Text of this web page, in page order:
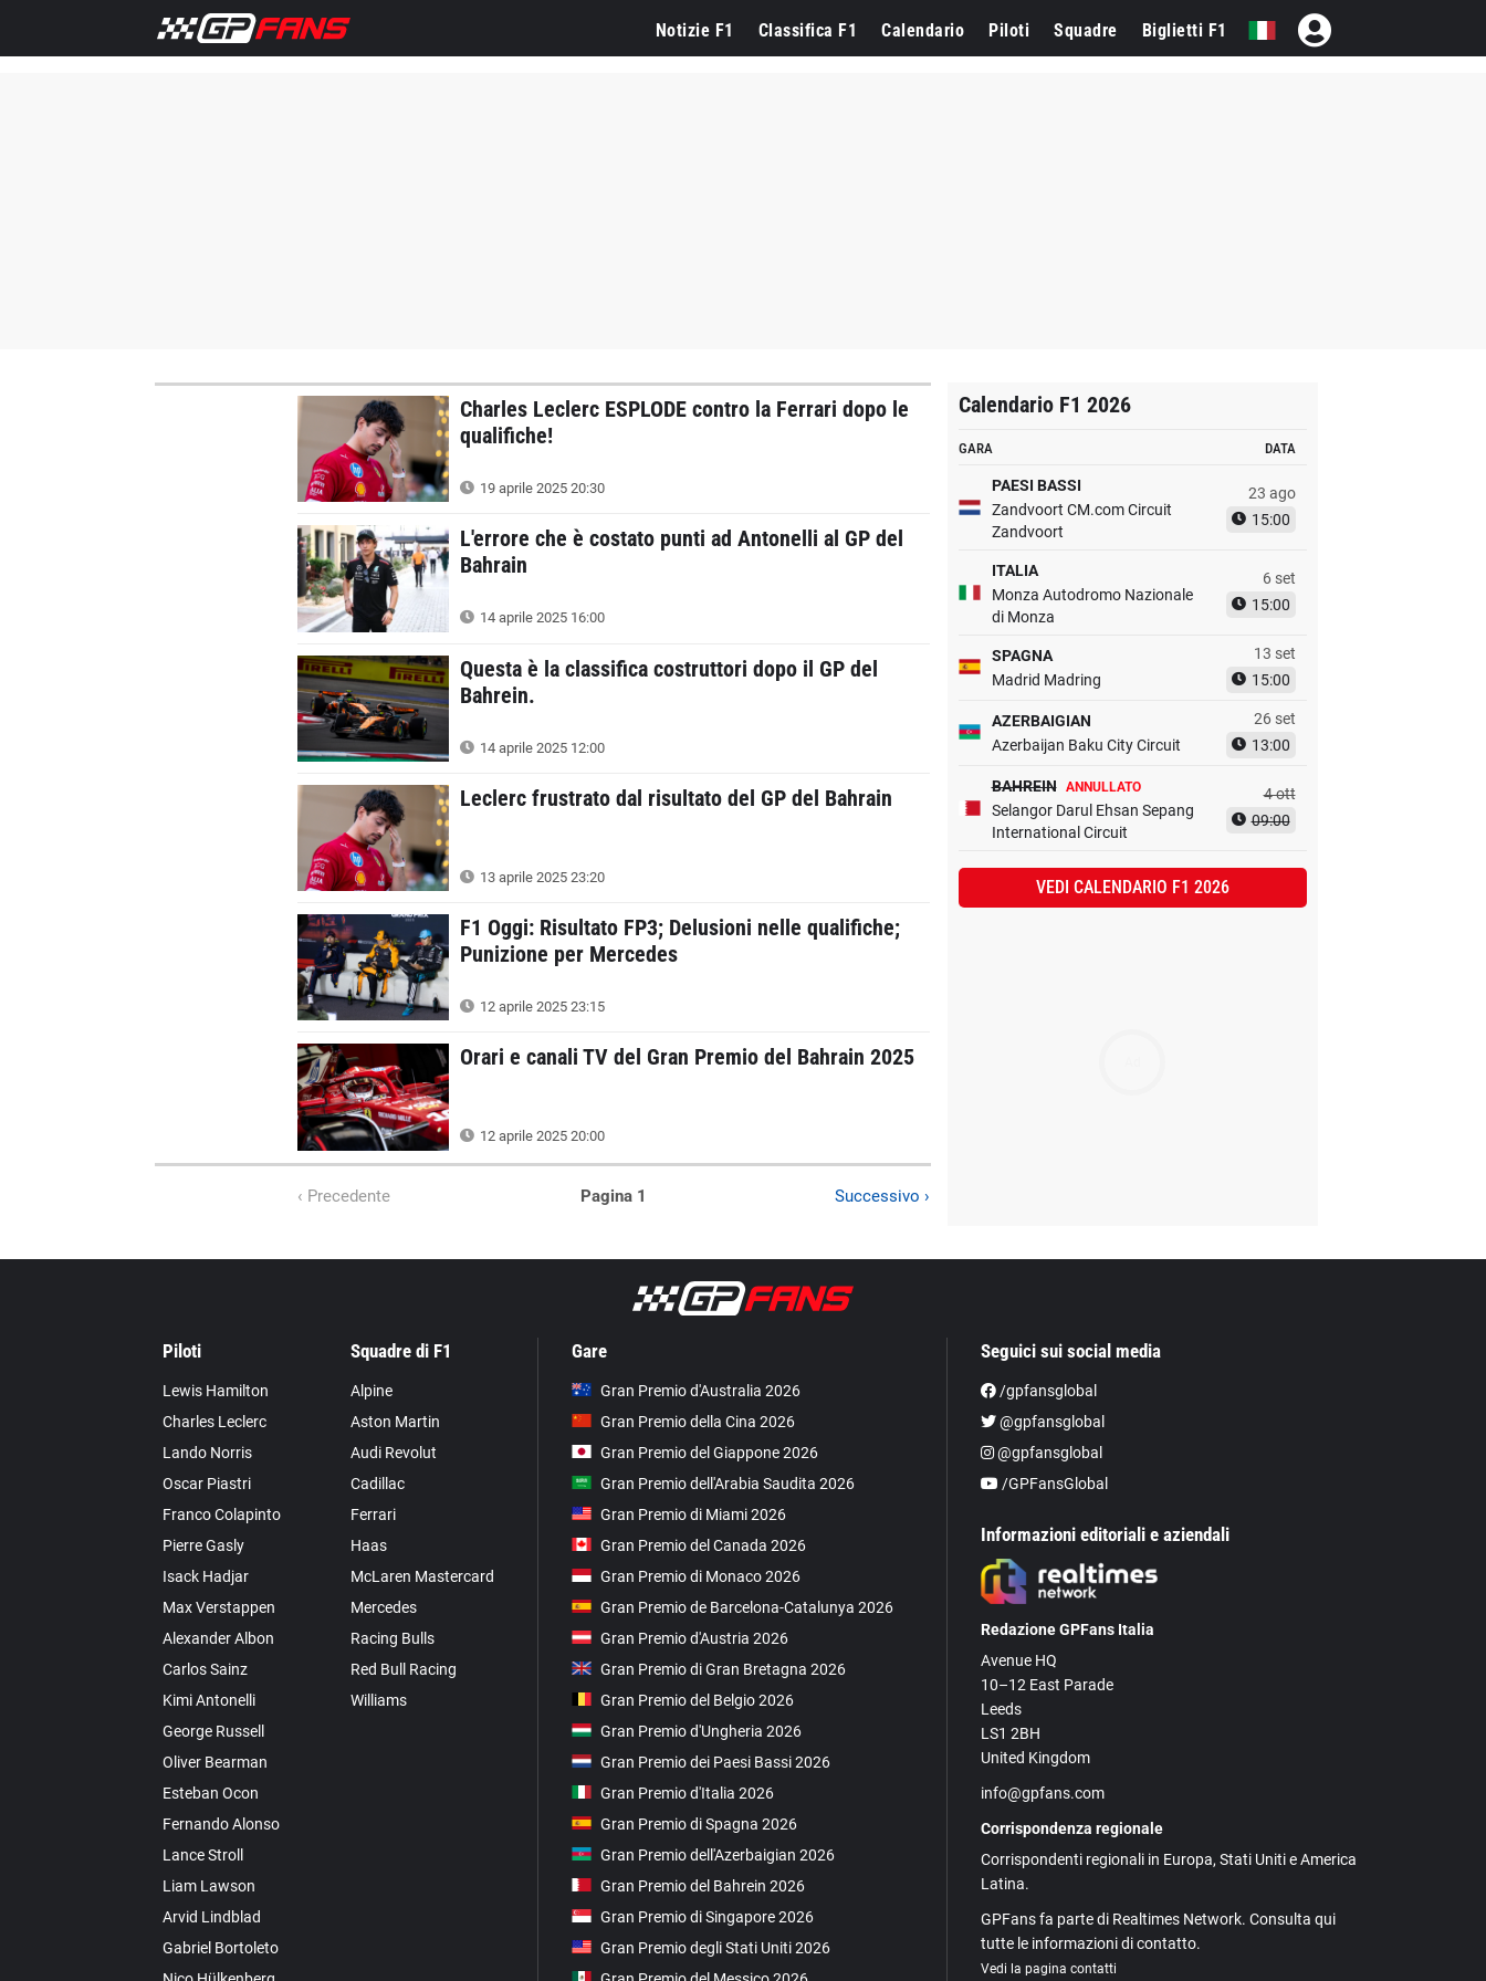
Notizie F1 Classifica F1 Calendario Piloti Squadre Biglietti F1
Notizie F1
Charles Leclerc ESPLODE contro la Ferrari dopo le
qualifiche!
19 aprile 2025 20:30
L'errore che è costato punti ad Antonelli al GP del
Bahrain
14 aprile 2025 16:00
Questa è la classifica costruttori dopo il GP del
Bahrein.
14 aprile 2025 12:00
Leclerc frustrato dal risultato del GP del Bahrain
13 aprile 2025 23:20
F1 Oggi: Risultato FP3; Delusioni nelle qualifiche;
Punizione per Mercedes
12 aprile 2025 23:15
Orari e canali TV del Gran Premio del Bahrain 2025
12 aprile 2025 20:00
‹ Precedente Pagina 1 Successivo ›
Calendario F1 2026
GARA DATA
PAESI BASSI
Zandvoort CM.com Circuit
Zandvoort
23 ago
15:00
ITALIA
Monza Autodromo Nazionale
di Monza
6 set
15:00
SPAGNA
Madrid Madring
13 set
15:00
AZERBAIGIAN
Azerbaijan Baku City Circuit
26 set
13:00
BAHREIN ANNULLATO
Selangor Darul Ehsan Sepang
International Circuit
4 ott
09:00
VEDI CALENDARIO F1 2026
Piloti
Lewis Hamilton
Charles Leclerc
Lando Norris
Oscar Piastri
Franco Colapinto
Pierre Gasly
Isack Hadjar
Max Verstappen
Alexander Albon
Carlos Sainz
Kimi Antonelli
George Russell
Oliver Bearman
Esteban Ocon
Fernando Alonso
Lance Stroll
Liam Lawson
Arvid Lindblad
Gabriel Bortoleto
Squadre di F1
Alpine
Aston Martin
Audi Revolut
Cadillac
Ferrari
Haas
McLaren Mastercard
Mercedes
Racing Bulls
Red Bull Racing
Williams
Gare
Gran Premio d'Australia 2026
Gran Premio della Cina 2026
Gran Premio del Giappone 2026
Gran Premio dell'Arabia Saudita 2026
Gran Premio di Miami 2026
Gran Premio del Canada 2026
Gran Premio di Monaco 2026
Gran Premio de Barcelona-Catalunya 2026
Gran Premio d'Austria 2026
Gran Premio di Gran Bretagna 2026
Gran Premio del Belgio 2026
Gran Premio d'Ungheria 2026
Gran Premio dei Paesi Bassi 2026
Gran Premio d'Italia 2026
Gran Premio di Spagna 2026
Gran Premio dell'Azerbaigian 2026
Gran Premio del Bahrein 2026
Gran Premio di Singapore 2026
Gran Premio degli Stati Uniti 2026
Seguici sui social media
/gpfansglobal
@gpfansglobal
@gpfansglobal
/GPFansGlobal
Informazioni editoriali e aziendali
Redazione GPFans Italia
Avenue HQ
10–12 East Parade
Leeds
LS1 2BH
United Kingdom
info@gpfans.com
Corrispondenza regionale
Corrispondenti regionali in Europa, Stati Uniti e America
Latina.
GPFans fa parte di Realtimes Network. Consulta qui
tutte le informazioni di contatto.
Vedi la pagina contatti